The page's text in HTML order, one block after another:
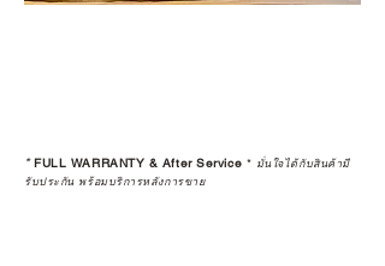
*FULL WARRANTY & After Service * มั่นใจได้กับสินค้ามี
รับประกัน พร้อมบริการหลังการขาย